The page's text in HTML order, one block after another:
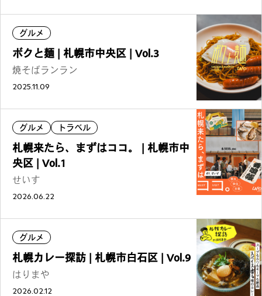
グルメ
ボクと麺 | 札幌市中央区 | Vol.3
焼そばランラン
2025.11.09
グルメ トラベル
札幌来たら、まずはココ。 | 札幌市中
央区 | Vol.1
せいす
2026.06.22
グルメ
札幌カレー探訪 | 札幌市白石区 | Vol.9
はりまや
2026.02.12